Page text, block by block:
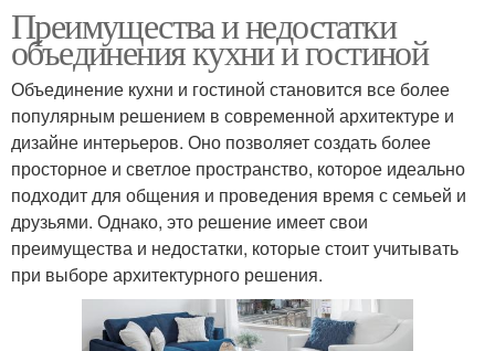
Преимущества и недостатки
объединения кухни и гостиной
Объединение кухни и гостиной становится все более
популярным решением в современной архитектуре и
дизайне интерьеров. Оно позволяет создать более
просторное и светлое пространство, которое идеально
подходит для общения и проведения время с семьей и
друзьями. Однако, это решение имеет свои
преимущества и недостатки, которые стоит учитывать
при выборе архитектурного решения.